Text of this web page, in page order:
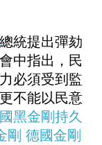
總統提出彈劾
中指出，民
必須受到監
不能以民意
黑金剛持久
剛 德國金剛